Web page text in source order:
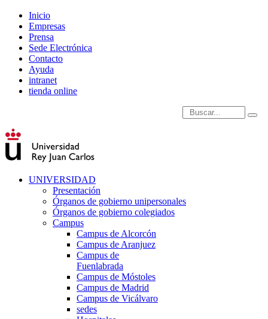
Inicio
Empresas
Prensa
Sede Electrónica
Contacto
Ayuda
intranet
tienda online
Introduce términos de
UNIVERSIDAD
Presentación
Órganos de gobierno unipersonales
Órganos de gobierno colegiados
Campus
Campus de Alcorcón
Campus de Aranjuez
Campus de
Fuenlabrada
Campus de Móstoles
Campus de Madrid
Campus de Vicálvaro
sedes